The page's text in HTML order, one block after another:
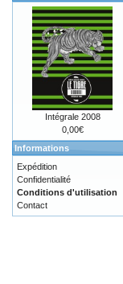
Intégrale 2008
0,00€
Informations
Expédition
Confidentialité
Conditions d'utilisation
Contact